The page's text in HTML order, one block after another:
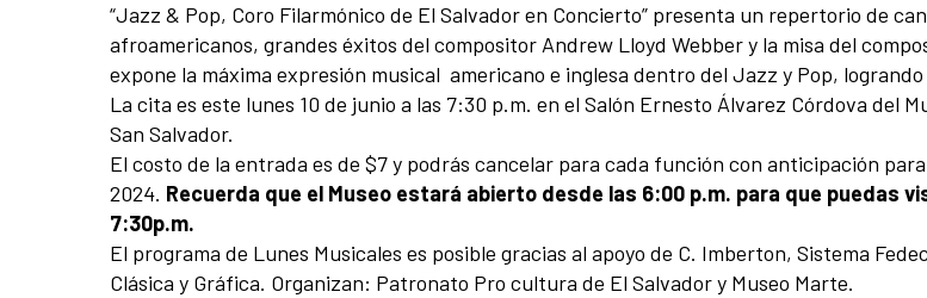
“Jazz & Pop, Coro Filarmónico de El Salvador en Concierto” presenta un repertorio de
afroamericanos, grandes éxitos del compositor Andrew Lloyd Webber y la misa del
expone la máxima expresión musical americano e inglesa dentro del Jazz y Pop,
La cita es este lunes 10 de junio a las 7:30 p.m. en el Salón Ernesto Álvarez Córdova del
San Salvador.
El costo de la entrada es de $7 y podrás cancelar para cada función con anticipación
2024. Recuerda que el Museo estará abierto desde las 6:00 p.m. para que puedas
7:30p.m.
El programa de Lunes Musicales es posible gracias al apoyo de C. Imberton, Sistema
Clásica y Gráfica. Organizan: Patronato Pro cultura de El Salvador y Museo Marte.